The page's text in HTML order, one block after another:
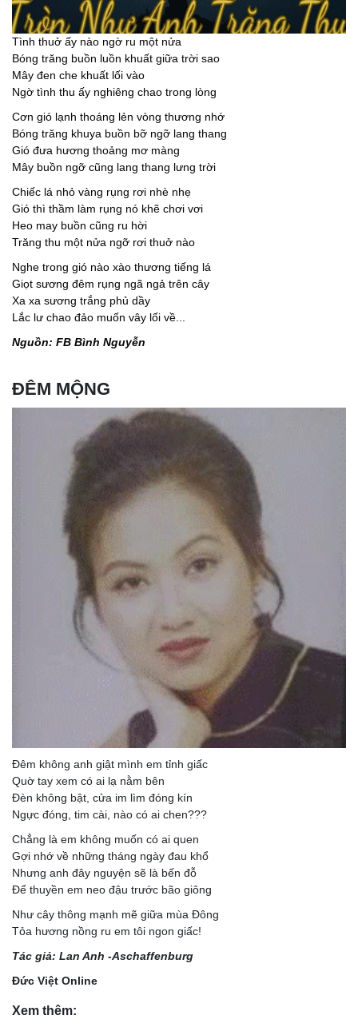
Tình thuở ấy nào ngờ ru một nửa
Bóng trăng buồn luồn khuất giữa trời sao
Mây đen che khuất lối vào
Ngờ tình thu ấy nghiêng chao trong lòng
Cơn gió lạnh thoáng lẻn vòng thương nhớ
Bóng trăng khuya buồn bỡ ngỡ lang thang
Gió đưa hương thoảng mơ màng
Mây buồn ngỡ cũng lang thang lưng trời
Chiếc lá nhỏ vàng rụng rơi nhè nhẹ
Gió thì thầm làm rụng nó khẽ chơi vơi
Heo may buồn cũng ru hời
Trăng thu một nửa ngỡ rơi thuở nào
Nghe trong gió nào xào thương tiếng lá
Giọt sương đêm rụng ngã ngả trên cây
Xa xa sương trắng phủ dầy
Lắc lư chao đảo muốn vây lối về...
Nguồn: FB Bình Nguyễn
ĐÊM MỘNG
Đêm không anh giật mình em tỉnh giấc
Quờ tay xem có ai lạ nằm bên
Đèn không bật, cửa im lìm đóng kín
Ngực đóng, tim cài, nào có ai chen???
Chẳng là em không muốn có ai quen
Gợi nhớ về những tháng ngày đau khổ
Nhưng anh đây nguyện sẽ là bến đỗ
Để thuyền em neo đậu trước bão giông
Như cây thông mạnh mẽ giữa mùa Đông
Tỏa hương nồng ru em tôi ngon giấc!
Tác giả: Lan Anh -Aschaffenburg
Đức Việt Online
Xem thêm: